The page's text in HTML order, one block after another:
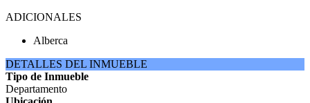
ADICIONALES
Alberca
DETALLES DEL INMUEBLE
Tipo de Inmueble
Departamento